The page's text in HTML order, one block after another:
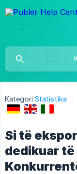
Kategori Statistika
Si të
dedikuar